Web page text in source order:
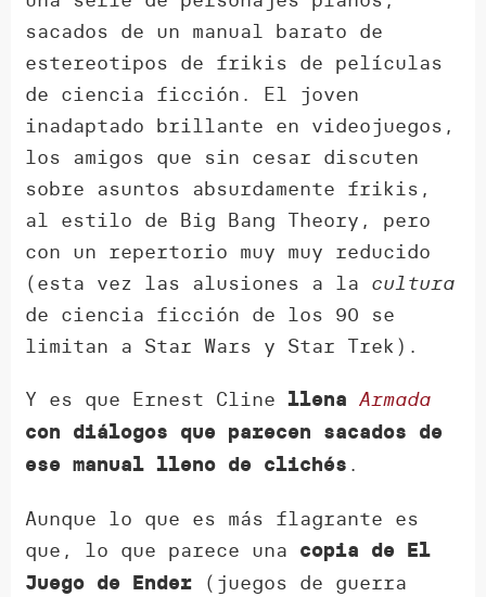
sacados de un manual barato de
estereotipos de frikis de películas
de ciencia ficción. El joven
inadaptado brillante en videojuegos,
los amigos que sin cesar discuten
sobre asuntos absurdamente frikis,
al estilo de Big Bang Theory, pero
con un repertorio muy muy reducido
(esta vez las alusiones a la cultura
de ciencia ficción de los 90 se
limitan a Star Wars y Star Trek).
Y es que Ernest ClinellenaArmada
con diálogos que parecen sacados de
ese manual lleno de clichés .
Aunque lo que es más flagrante es
que, lo que parece una copia de El
Juego de Ender (juegos de guerra